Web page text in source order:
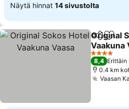
Näytä hinnat 14 sivustolta
Jaa
Original
Vaakuna
Katso
4 Tähtiluokitus
8,4 Erittäin
0.4 km
Vaasan